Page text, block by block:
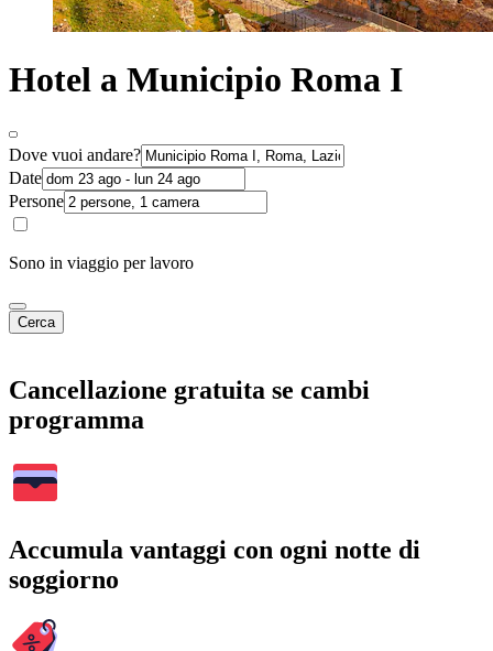
Hotel a Municipio Roma I
Dove vuoi andare?
Date
Persone
Sono in viaggio per lavoro
Cerca
Cancellazione gratuita se cambi
programma
Accumula vantaggi con ogni notte di
soggiorno